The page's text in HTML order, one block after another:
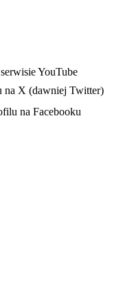
YouTube
na X (dawniej Twitter)
na Facebooku